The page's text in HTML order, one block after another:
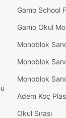
Gamo School
Gamo Okul
Monoblok
Monoblok
Monoblok
Adem Koç
Okul Sırası